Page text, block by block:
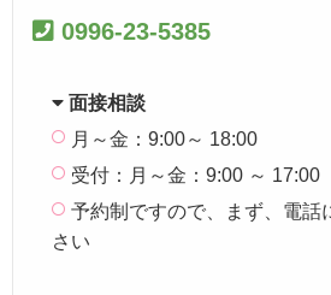
0996-23-5385
面接相談
月～金：9:00～ 18:00
受付：月～金：9:00 ～ 17:00
予約制ですので、まず、電話
さい